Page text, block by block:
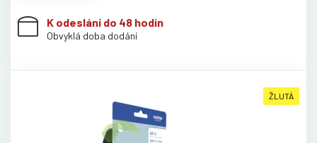
K odeslání do 48 hodin
Obvyklá doba dodání
ŽLUTÁ